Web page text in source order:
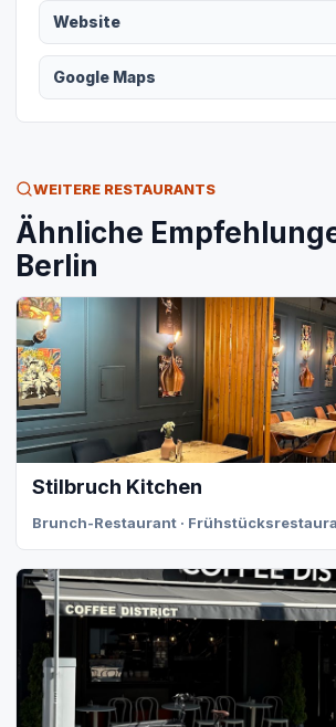
Website
Google Maps
WEITERE RESTAURANTS
Ähnliche
Berlin
Stilbruch Kitchen
Brunch-Restaurant ·